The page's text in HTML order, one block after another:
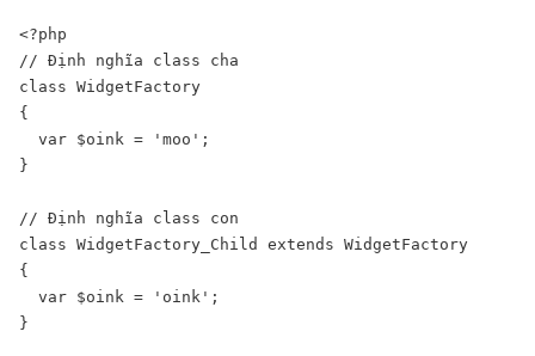
<?php
// Định nghĩa class cha
class WidgetFactory
{
var $oink = 'moo';
}
// Định nghĩa class con
class WidgetFactory_Child extends WidgetFactory
{
var $oink = 'oink';
}